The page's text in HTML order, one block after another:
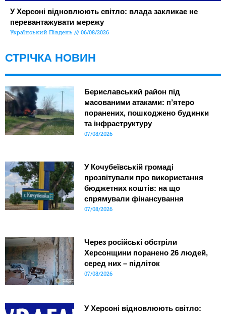
У Херсоні відновлюють світло: влада закликає не
перевантажувати мережу
Український Південь 06/08/2026
СТРІЧКА НОВИН
Бериславський район під
масованими атаками: п’ятеро
поранених, пошкоджено будинки
та інфраструктуру
07/08/2026
У Кочубеївській громаді
прозвітували про використання
бюджетних коштів: на що
спрямували фінансування
07/08/2026
Через російські обстріли
Херсонщини поранено 26 людей,
серед них – підліток
07/08/2026
У Херсоні відновлюють світло: